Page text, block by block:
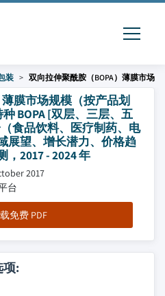
装 双向拉伸聚酰胺（BOPA）薄膜市场
膜市场规模（按产品划
BOPA [双层、三层、五
食品饮料、医疗制药、电
展望、增长潜力、价格趋
2017 - 2024 年
2017
台
免费 PDF
项: